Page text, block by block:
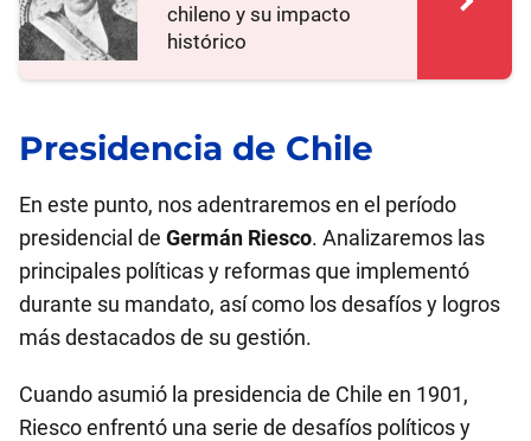
chileno y su impacto
histórico
Presidencia de Chile
En este punto, nos adentraremos en el período
presidencial de Germán Riesco. Analizaremos las
principales políticas y reformas que implementó
durante su mandato, así como los desafíos y logros
más destacados de su gestión.
Cuando asumió la presidencia de Chile en 1901,
Riesco enfrentó una serie de desafíos políticos y